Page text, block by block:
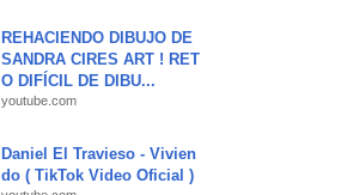
REHACIENDO DIBUJO DE
SANDRA CIRES ART ! RET
O DIFÍCIL DE DIBU...
youtube.com
Daniel El Travieso - Vivien
do ( TikTok Video Oficial )